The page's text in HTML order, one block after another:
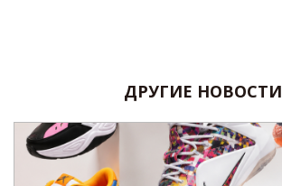
ДРУГИЕ НОВОСТИ